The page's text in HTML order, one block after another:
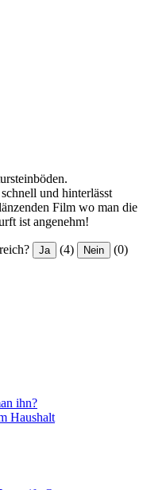
und hinterlässt
Film wo man die
ist angenehm!
Ja (4) Nein (0)
ihn?
Haushalt